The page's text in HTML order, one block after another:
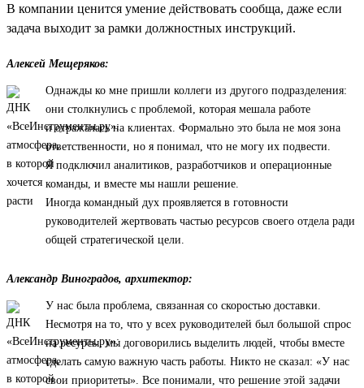
В компании ценится умение действовать сообща, даже если
задача выходит за рамки должностных инструкций.
Алексей Мещеряков:
Однажды ко мне пришли коллеги из другого подразделения:
они столкнулись с проблемой, которая мешала работе
и отражалась на клиентах. Формально это была не моя зона
ответственности, но я понимал, что не могу их подвести.
Я подключил аналитиков, разработчиков и операционные
команды, и вместе мы нашли решение.
Иногда командный дух проявляется в готовности
руководителей жертвовать частью ресурсов своего отдела ради
общей стратегической цели.
Александр Виноградов, архитектор:
У нас была проблема, связанная со скоростью доставки.
Несмотря на то, что у всех руководителей был большой спрос
на ресурсы, мы договорились выделить людей, чтобы вместе
сделать самую важную часть работы. Никто не сказал: «У нас
свои приоритеты». Все понимали, что решение этой задачи